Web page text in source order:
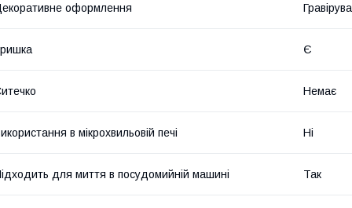
оформлення
Є
Немає
в мікрохвильовій печі Ні
для миття в посудомийній машині Так